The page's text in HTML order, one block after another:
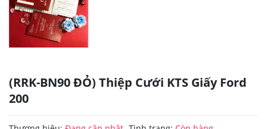
(RRK-BN90 ĐỎ) Thiệp Cưới KTS Giấy Ford
200